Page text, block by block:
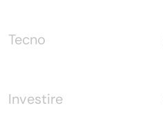
Tecno
Investire